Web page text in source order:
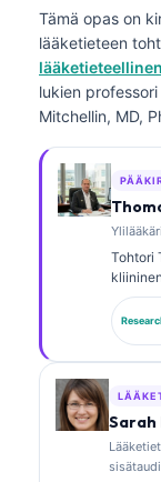
Tämä opas on
lääketieteen
lukien
Mitchellin, MD,
Tohtori